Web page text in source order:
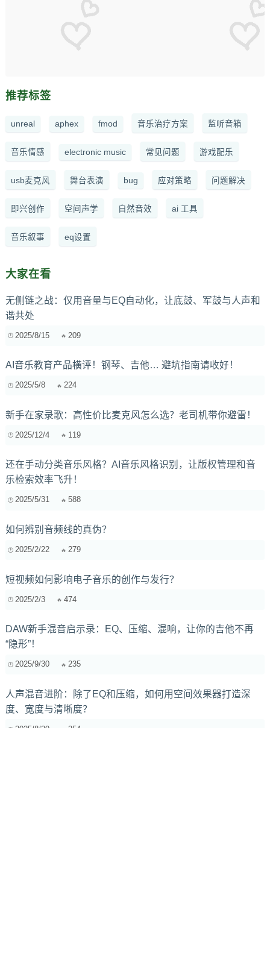
推荐标签
unreal aphex fmod 音乐治疗方案 监听音箱
音乐情感 electronic music 常见问题 游戏配乐
usb麦克风 舞台表演 bug 应对策略 问题解决
即兴创作 空间声学 自然音效 ai 工具
音乐叙事 eq设置
大家在看
无侧链之战：仅用音量与EQ自动化，让底鼓、军鼓与人声和
谐共处
2025/8/15 209
AI音乐教育产品横评！钢琴、吉他… 避坑指南请收好！
2025/5/8 224
新手在家录歌：高性价比麦克风怎么选？老司机带你避雷！
2025/12/4 119
还在手动分类音乐风格？AI音乐风格识别，让版权管理和音
乐检索效率飞升！
2025/5/31 588
如何辨别音频线的真伪？
2025/2/22 279
短视频如何影响电子音乐的创作与发行？
2025/2/3 474
DAW新手混音启示录：EQ、压缩、混响，让你的吉他不再
“隐形”！
2025/9/30 235
人声混音进阶：除了EQ和压缩，如何用空间效果器打造深
度、宽度与清晰度？
2025/8/29 254